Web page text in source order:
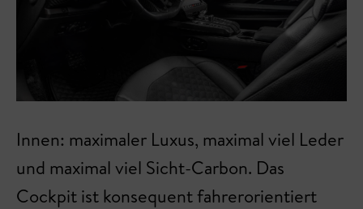
Innen: maximaler Luxus, maximal viel Leder
und maximal viel Sicht-Carbon. Das
Cockpit ist konsequent fahrerorientiert